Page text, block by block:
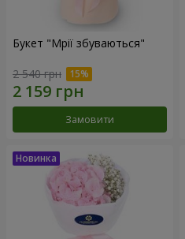
Букет "Мрії збуваються"
2 540 грн
Замовити